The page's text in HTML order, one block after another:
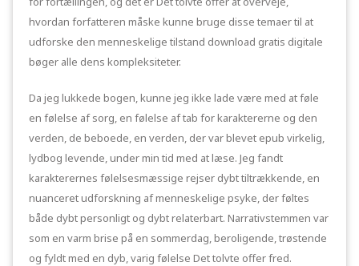
hvordan forfatteren måske kunne bruge disse temaer til at
udforske den menneskelige tilstand download gratis digitale
bøger alle dens kompleksiteter.
Da jeg lukkede bogen, kunne jeg ikke lade være med at føle
en følelse af sorg, en følelse af tab for karaktererne og den
verden, de beboede, en verden, der var blevet epub virkelig,
lydbog levende, under min tid med at læse. Jeg fandt
karakterernes følelsesmæssige rejser dybt tiltrækkende, en
nuanceret udforskning af menneskelige psyke, der føltes
både dybt personligt og dybt relaterbart. Narrativstemmen var
som en varm brise på en sommerdag, beroligende, trøstende
og fyldt med en dyb, varig følelse Det tolvte offer fred.